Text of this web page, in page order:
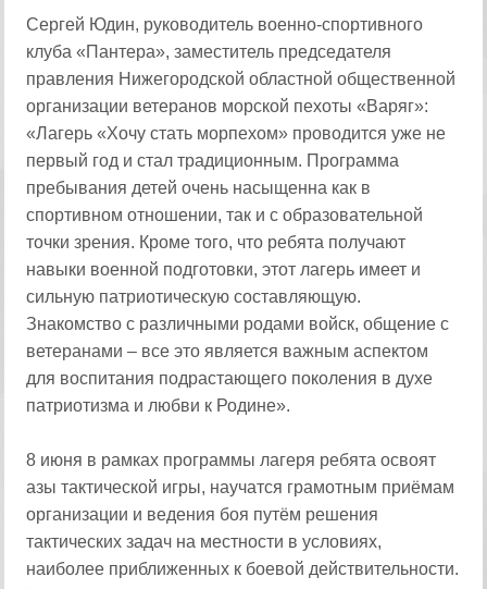
Сергей Юдин, руководитель военно-спортивного
клуба «Пантера», заместитель председателя
правления Нижегородской областной общественной
организации ветеранов морской пехоты «Варяг»:
«Лагерь «Хочу стать морпехом» проводится уже не
первый год и стал традиционным. Программа
пребывания детей очень насыщенна как в
спортивном отношении, так и с образовательной
точки зрения. Кроме того, что ребята получают
навыки военной подготовки, этот лагерь имеет и
сильную патриотическую составляющую.
Знакомство с различными родами войск, общение с
ветеранами – все это является важным аспектом
для воспитания подрастающего поколения в духе
патриотизма и любви к Родине».
8 июня в рамках программы лагеря ребята освоят
азы тактической игры, научатся грамотным приёмам
организации и ведения боя путём решения
тактических задач на местности в условиях,
наиболее приближенных к боевой действительности.